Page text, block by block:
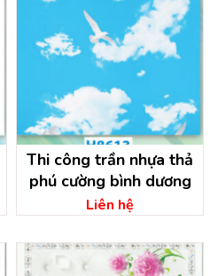
Thi công trần nhựa thả
phú cường bình dương
Liên hệ